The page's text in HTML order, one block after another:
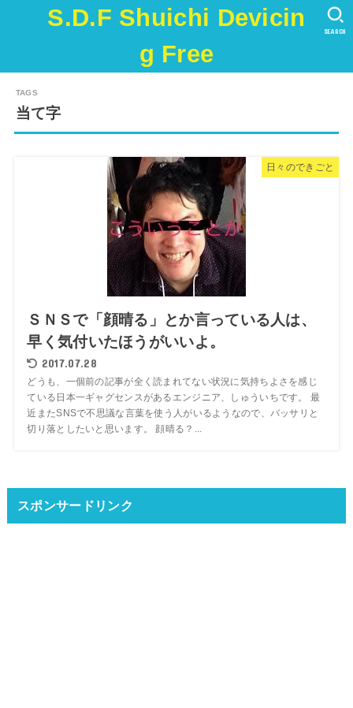
S.D.F Shuichi Devicin
g Free
SEARCH
当て字
日々のできごと
ＳＮＳで「顔晴る」とか言っている人は、
早く気付いたほうがいいよ。
2017.07.28
どうも、一個前の記事が全く読まれてない状況に気持ちよさを感じ
ている日本一ギャグセンスがあるエンジニア、しゅういちです。 最
近またSNSで不思議な言葉を使う人がいるようなので、バッサリと
切り落としたいと思います。 顔晴る？...
スポンサードリンク